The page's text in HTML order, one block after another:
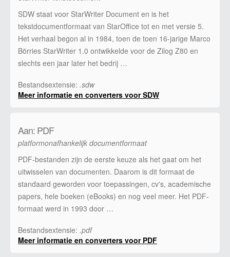
SDW staat voor StarWriter Document en is het
tekstdocumentformaat van StarOffice tot en met versie 5.
Het verhaal begon al in 1984, toen de toen 16-jarige Marco
Börries StarWriter 1.0 ontwikkelde voor de Zilog Z80 en
slechts een jaar later het bedrij …
Bestandsextensie: .sdw
Meer informatie en converters voor SDW
Aan: PDF
platformonafhankelijk documentformaat
PDF-bestanden zijn de eerste keuze als het gaat om het
uitwisselen van documenten. Daarom is dit formaat de
standaard geworden voor toepassingen, cv's, academische
papers, hele boeken (eBooks) en nog veel meer. Het PDF-
formaat werd in 1993 door …
Bestandsextensie: .pdf
Meer informatie en converters voor PDF